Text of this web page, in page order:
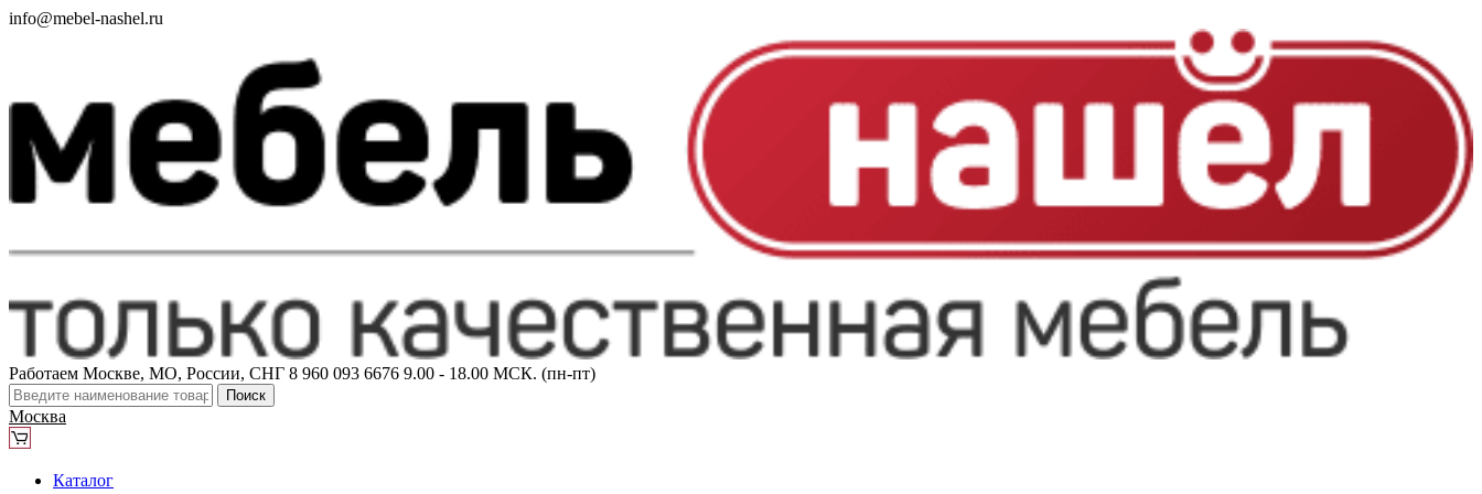
info@mebel-nashel.ru
Работаем Москве, МО, России, СНГ 8 960 093 6676 9.00 - 18.00 МСК. (пн-пт)
Поиск
Москва
Каталог